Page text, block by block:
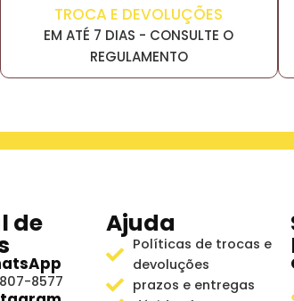
TROCA E DEVOLUÇÕES
EM ATÉ 7 DIAS - CONSULTE O
REGULAMENTO
de
8577
Ajuda
Políticas de trocas e
devoluções
prazos e entregas